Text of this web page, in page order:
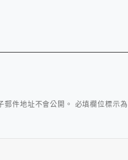
郵件地址不會公開。 必填欄位標示